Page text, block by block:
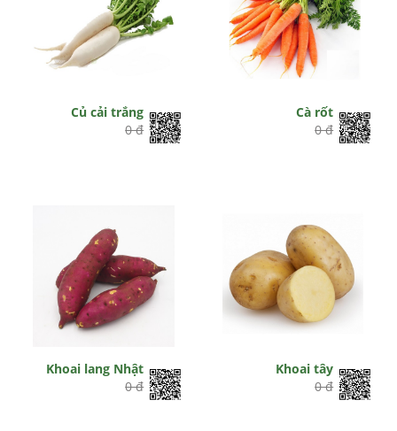
Củ cải trắng
0 đ
Cà rốt
0 đ
Khoai lang Nhật
0 đ
Khoai tây
0 đ